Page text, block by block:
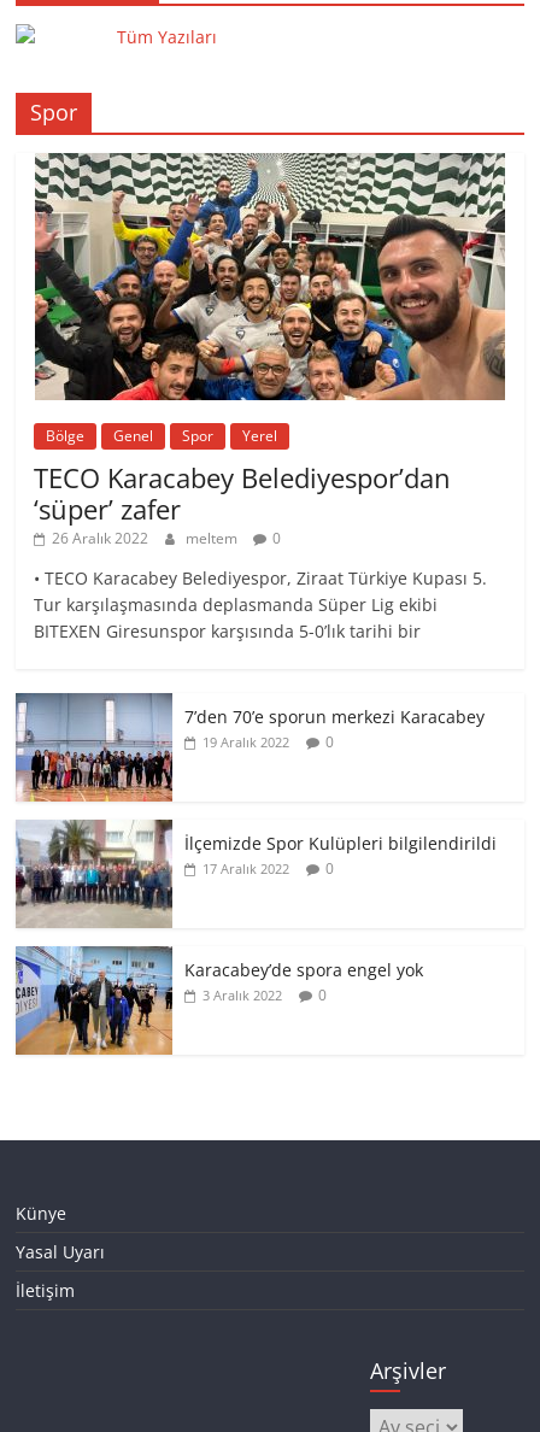
Tüm Yazıları
Spor
Bölge Genel Spor Yerel
TECO Karacabey Belediyespor’dan
‘süper’ zafer
26 Aralık 2022 meltem 0
• TECO Karacabey Belediyespor, Ziraat Türkiye Kupası 5.
Tur karşılaşmasında deplasmanda Süper Lig ekibi
BITEXEN Giresunspor karşısında 5-0’lık tarihi bir
7’den 70’e sporun merkezi Karacabey
19 Aralık 2022 0
İlçemizde Spor Kulüpleri bilgilendirildi
17 Aralık 2022 0
Karacabey’de spora engel yok
3 Aralık 2022 0
Künye
Yasal Uyarı
İletişim
Arşivler
Arşivler